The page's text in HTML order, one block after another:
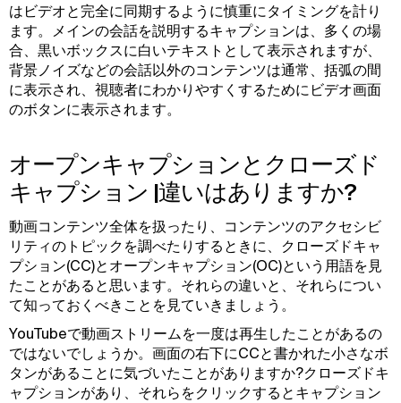
はビデオと完全に同期するように慎重にタイミングを計り
ます。メインの会話を説明するキャプションは、多くの場
合、黒いボックスに白いテキストとして表示されますが、
背景ノイズなどの会話以外のコンテンツは通常、括弧の間
に表示され、視聴者にわかりやすくするためにビデオ画面
のボタンに表示されます。
オープンキャプションとクローズド
キャプション |違いはありますか?
動画コンテンツ全体を扱ったり、コンテンツのアクセシビ
リティのトピックを調べたりするときに、クローズドキャ
プション(CC)とオープンキャプション(OC)という用語を見
たことがあると思います。それらの違いと、それらについ
て知っておくべきことを見ていきましょう。
YouTubeで動画ストリームを一度は再生したことがあるの
ではないでしょうか。画面の右下にCCと書かれた小さなボ
タンがあることに気づいたことがありますか?クローズドキ
ャプションがあり、それらをクリックするとキャプション